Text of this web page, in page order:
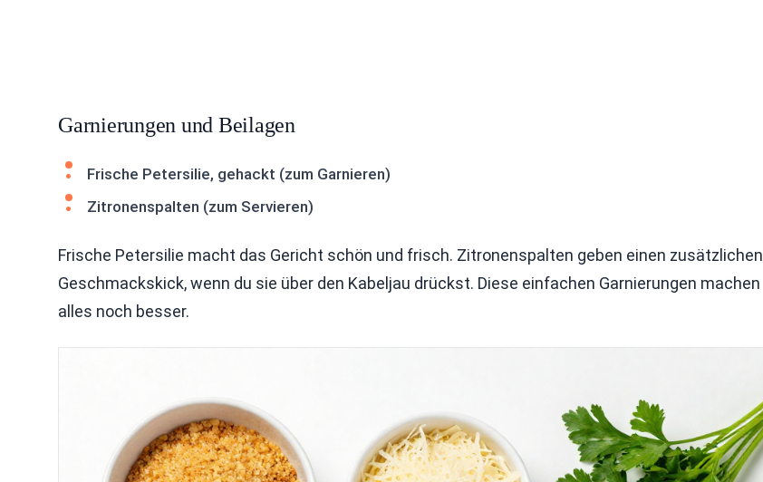
Garnierungen und Beilagen
Frische Petersilie, gehackt (zum Garnieren)
Zitronenspalten (zum Servieren)
Frische Petersilie macht das Gericht schön und frisch. Zitronenspalten geben einen zusätzlichen
Geschmackskick, wenn du sie über den Kabeljau drückst. Diese einfachen Garnierungen machen
alles noch besser.